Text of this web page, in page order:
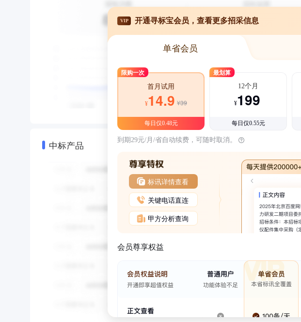
中标产品
VIP 开通寻标宝会员，查看更多招采信息
单省会员
限购一次
首月试用
¥14.9 ¥39
每日仅0.48元
最划算
12个月
¥199
每日仅0.55元
到期29元/月/省自动续费，可随时取消。
标讯详情查看
关键电话直连
甲方分析查询
会员尊享权益